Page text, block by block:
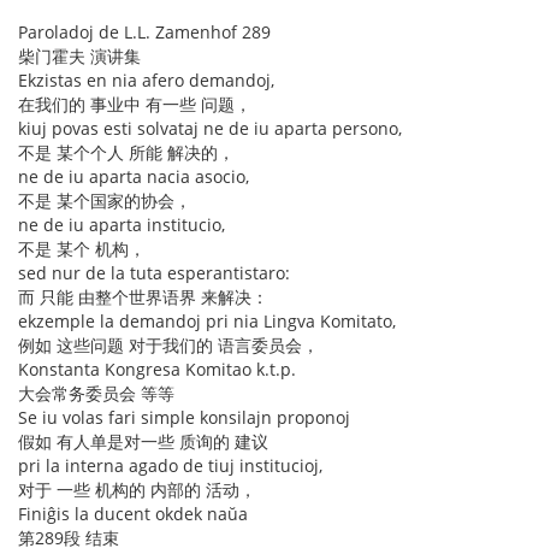
Paroladoj de L.L. Zamenhof 289
柴门霍夫 演讲集
Ekzistas en nia afero demandoj,
在我们的 事业中 有一些 问题，
kiuj povas esti solvataj ne de iu aparta persono,
不是 某个个人 所能 解决的，
ne de iu aparta nacia asocio,
不是 某个国家的协会，
ne de iu aparta institucio,
不是 某个 机构，
sed nur de la tuta esperantistaro:
而 只能 由整个世界语界 来解决：
ekzemple la demandoj pri nia Lingva Komitato,
例如 这些问题 对于我们的 语言委员会，
Konstanta Kongresa Komitao k.t.p.
大会常务委员会 等等
Se iu volas fari simple konsilajn proponoj
假如 有人单是对一些 质询的 建议
pri la interna agado de tiuj institucioj,
对于 一些 机构的 内部的 活动，
Finiĝis la ducent okdek naŭa
第289段 结束